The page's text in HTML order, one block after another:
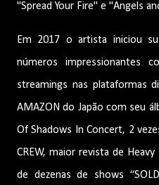
"Spread Your Fire" e "Angels
Em 2017 o artista iniciou
números impressionantes
streamings nas plataformas
AMAZON do Japão com seu
Of Shadows In Concert, 2
CREW, maior revista de
de dezenas de shows